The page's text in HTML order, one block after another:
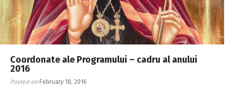
Coordonate ale Programului – cadru al anului
2016
Posted on February 18, 2016